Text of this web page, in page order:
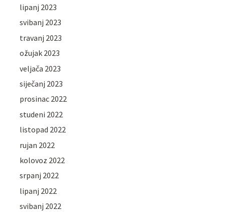
lipanj 2023
svibanj 2023
travanj 2023
ožujak 2023
veljača 2023
siječanj 2023
prosinac 2022
studeni 2022
listopad 2022
rujan 2022
kolovoz 2022
srpanj 2022
lipanj 2022
svibanj 2022